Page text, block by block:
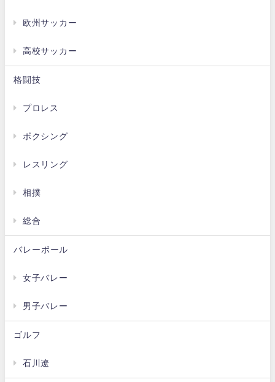
欧州サッカー
高校サッカー
格闘技
プロレス
ボクシング
レスリング
相撲
総合
バレーボール
女子バレー
男子バレー
ゴルフ
石川遼